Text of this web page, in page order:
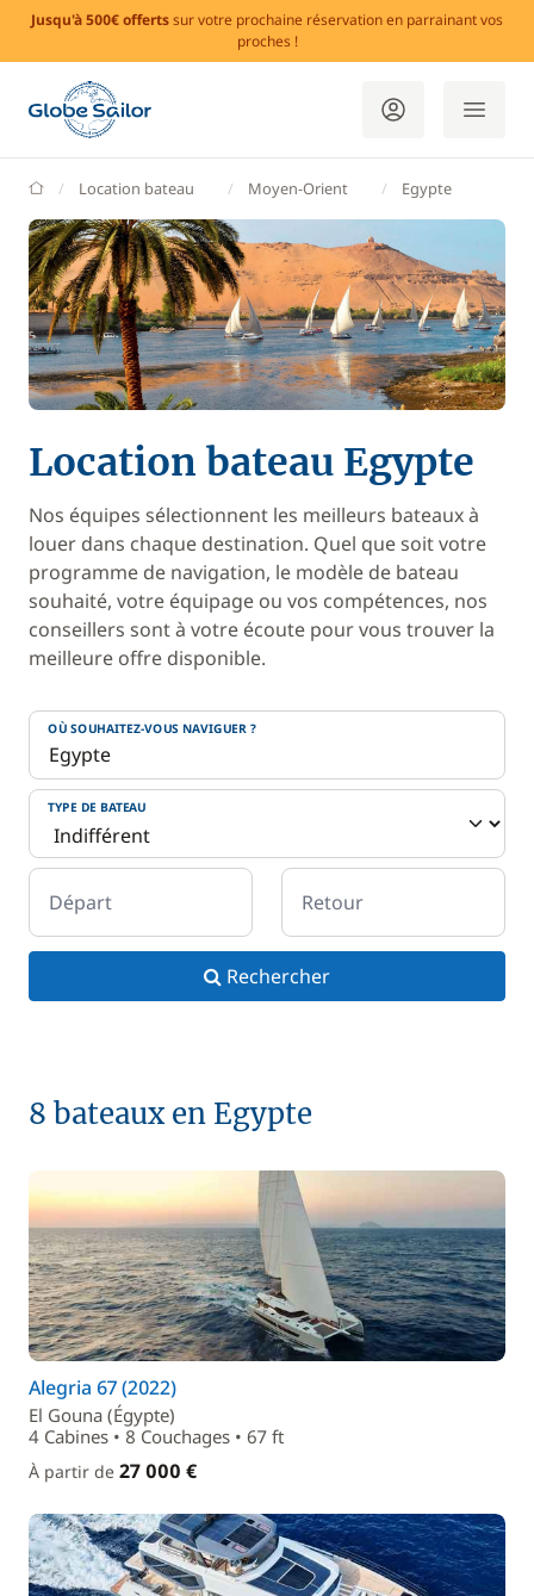
Jusqu'à 500€ offertssur votre prochaine réservation en parrainant vos
proches !
GlobeSailor
Location bateau Moyen-Orient Egypte
Location bateau Egypte
Nos équipes sélectionnent les meilleurs bateaux à
louer dans chaque destination. Quel que soit votre
programme de navigation, le modèle de bateau
souhaité, votre équipage ou vos compétences, nos
conseillers sont à votre écoute pour vous trouver la
meilleure offre disponible.
OÙ SOUHAITEZ-VOUS NAVIGUER ?
TYPE DE BATEAU
Départ Retour
Rechercher
8 bateaux en Egypte
Alegria 67 (2022)
El Gouna (Égypte)
4 Cabines • 8 Couchages • 67 ft
À partir de 27 000 €